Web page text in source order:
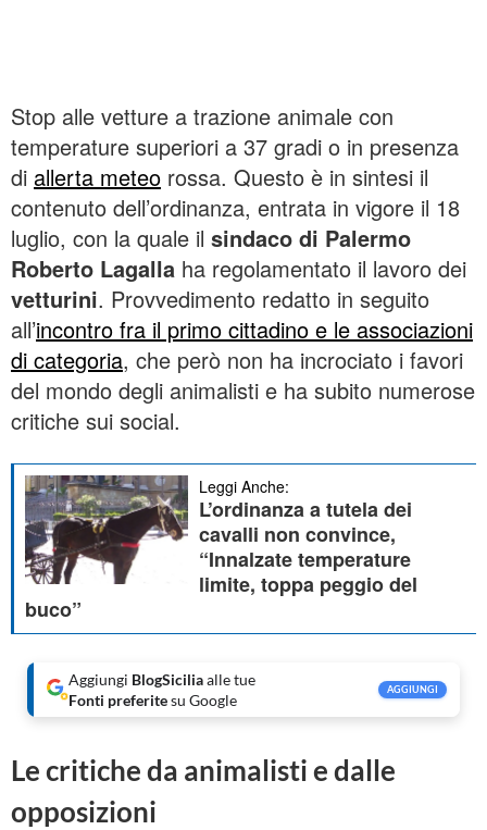
Stop alle vetture a trazione animale con
temperature superiori a 37 gradi o in presenza
di allerta meteo rossa. Questo è in sintesi il
contenuto dell’ordinanza, entrata in vigore il 18
luglio, con la quale il sindaco di Palermo
Roberto Lagalla ha regolamentato il lavoro dei
vetturini. Provvedimento redatto in seguito
all’incontro fra il primo cittadino e le associazioni
di categoria, che però non ha incrociato i favori
del mondo degli animalisti e ha subito numerose
critiche sui social.
Leggi Anche:
L’ordinanza a tutela dei
cavalli non convince,
“Innalzate temperature
limite, toppa peggio del
buco”
Aggiungi BlogSiciliaalle tue
Fonti preferitesu Google
AGGIUNGI
Le critiche da animalisti e dalle
opposizioni